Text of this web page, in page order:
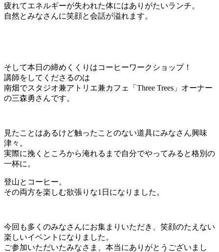
疲れてエネルギーが失われた体にはありがたいランチ。
自然とみなさんに笑顔と会話が溢れます。
そして本日の締めくくりはコーヒーワークショップ！
講師をしてくださるのは
南畑でスタジオ兼アトリエ兼カフェ「Three Trees」オーナー
の三森勇さんです。
見たことはあるけど触ったことのない道具にみなさん興味
津々。
実際に挽くところから淹れるまで自分でやってみると格別の
一杯に。
登山とコーヒー。
その両方を楽しむ欲張りな1日になりました。
今回も多くのみなさんにお集まりいただき、笑顔のたえない
楽しいイベントになりました。
ご参加いただいたみなさま、本当にありがとうございまし